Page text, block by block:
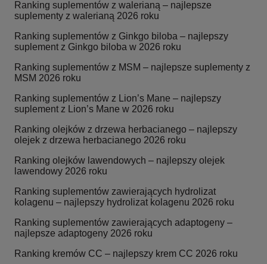
Ranking suplementów z walerianą – najlepsze
suplementy z walerianą 2026 roku
Ranking suplementów z Ginkgo biloba – najlepszy
suplement z Ginkgo biloba w 2026 roku
Ranking suplementów z MSM – najlepsze suplementy z
MSM 2026 roku
Ranking suplementów z Lion’s Mane – najlepszy
suplement z Lion’s Mane w 2026 roku
Ranking olejków z drzewa herbacianego – najlepszy
olejek z drzewa herbacianego 2026 roku
Ranking olejków lawendowych – najlepszy olejek
lawendowy 2026 roku
Ranking suplementów zawierających hydrolizat
kolagenu – najlepszy hydrolizat kolagenu 2026 roku
Ranking suplementów zawierających adaptogeny –
najlepsze adaptogeny 2026 roku
Ranking kremów CC – najlepszy krem CC 2026 roku